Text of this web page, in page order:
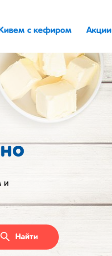
с кефиром Акции
и
Найти